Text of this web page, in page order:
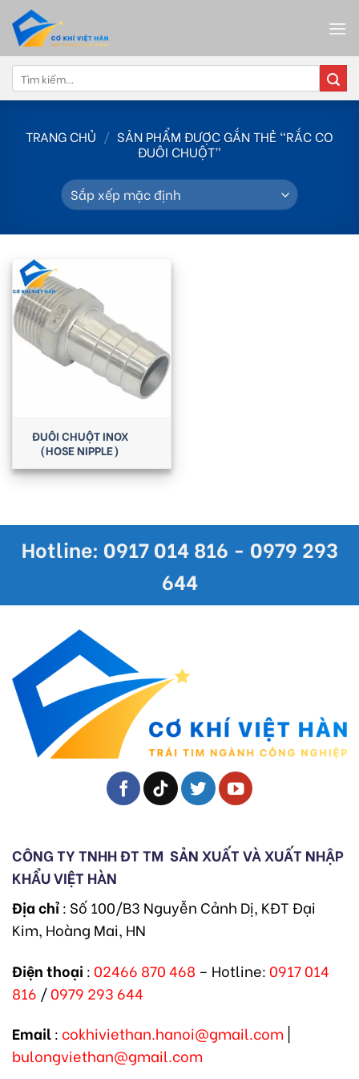
content
Tìm
kiếm:
TRANG CHỦ / SẢN PHẨM ĐƯỢC GẮN THẺ “RẮC CO
ĐUÔI CHUỘT”
ĐUÔI CHUỘT INOX
(HOSE NIPPLE)
Hotline: 0917 014 816 - 0979 293
644
CÔNG TY TNHH ĐT TM SẢN XUẤT VÀ XUẤT NHẬP
KHẨU VIỆT HÀN
Địa chỉ: Số 100/B3 Nguyễn Cảnh Dị, KĐT Đại
Kim, Hoàng Mai, HN
Điện thoại : 02466 870 468 – Hotline: 0917 014
816 /0979 293 644
Email: cokhiviethan.hanoi@gmail.com
bulongviethan@gmail.com